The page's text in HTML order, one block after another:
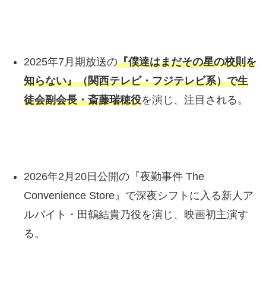
2025年7月期放送の『僕達はまだその星の校則を
知らない』（関西テレビ・フジテレビ系）で生
徒会副会長・斎藤瑞穂役を演じ、注目される。
2026年2月20日公開の『夜勤事件 The
Convenience Store』で深夜シフトに入る新人ア
ルバイト・田鶴結貴乃役を演じ、映画初主演す
る。